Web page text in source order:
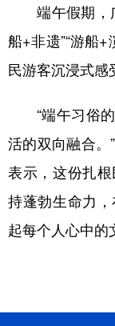
端午假期，
船+非遗”“游船
民游客沉浸式感
“端午习俗的
活的双向融合
表示，这份扎
持蓬勃生命力
起每个人心中的